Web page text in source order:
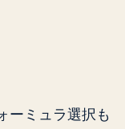
ーミュラ選択も